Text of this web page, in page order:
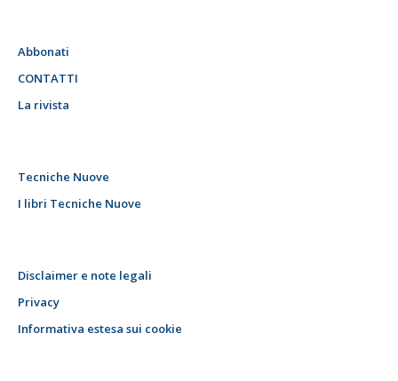
Abbonati
CONTATTI
La rivista
Tecniche Nuove
I libri Tecniche Nuove
Disclaimer e note legali
Privacy
Informativa estesa sui cookie